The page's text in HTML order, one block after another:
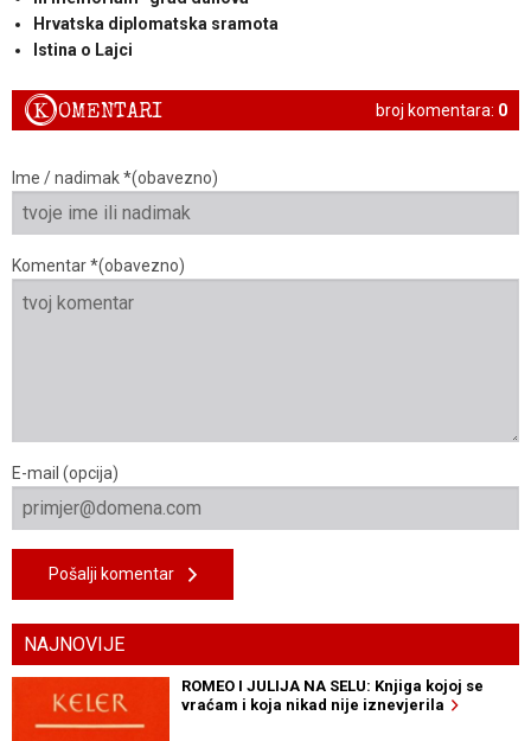
Hrvatska diplomatska sramota
Istina o Lajci
broj komentara: 0
KOMENTARI
Ime / nadimak *(obavezno)
Komentar *(obavezno)
E-mail (opcija)
Pošalji komentar
NAJNOVIJE
ROMEO I JULIJA NA SELU: Knjiga kojoj se
vraćam i koja nikad nije iznevjerila